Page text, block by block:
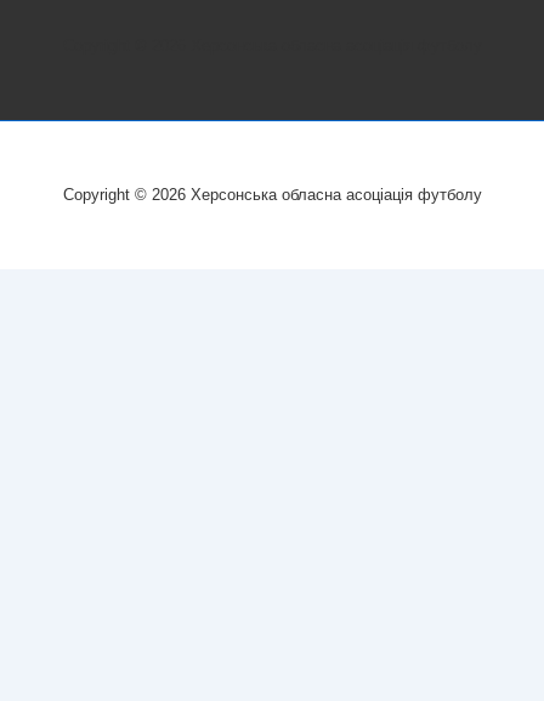
Copyright © 2026 Херсонська обласна асоціація футболу